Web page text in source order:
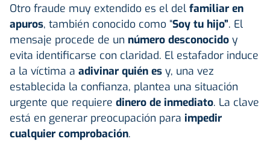
Otro fraude muy extendido es el del familiar en
apuros, también conocido como “Soy tu hijo”. El
mensaje procede de un número desconocido y
evita identificarse con claridad. El estafador induce
a la víctima a adivinar quién es y, una vez
establecida la confianza, plantea una situación
urgente que requiere dinero de inmediato. La clave
está en generar preocupación para impedir
cualquier comprobación.